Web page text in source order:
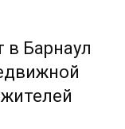
в Барнаул